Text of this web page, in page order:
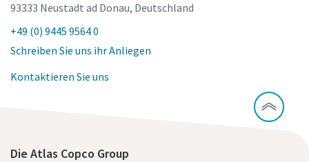
93333 Neustadt ad Donau, Deutschland
+49 (0) 9445 9564 0
Schreiben Sie uns ihr Anliegen
Kontaktieren Sie uns
Die Atlas Copco Group